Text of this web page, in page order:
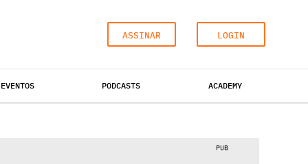
ASSINAR LOGIN
EVENTOS PODCASTS ACADEMY
PUB